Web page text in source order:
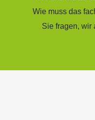
Wie muss das
Sie fragen, wir